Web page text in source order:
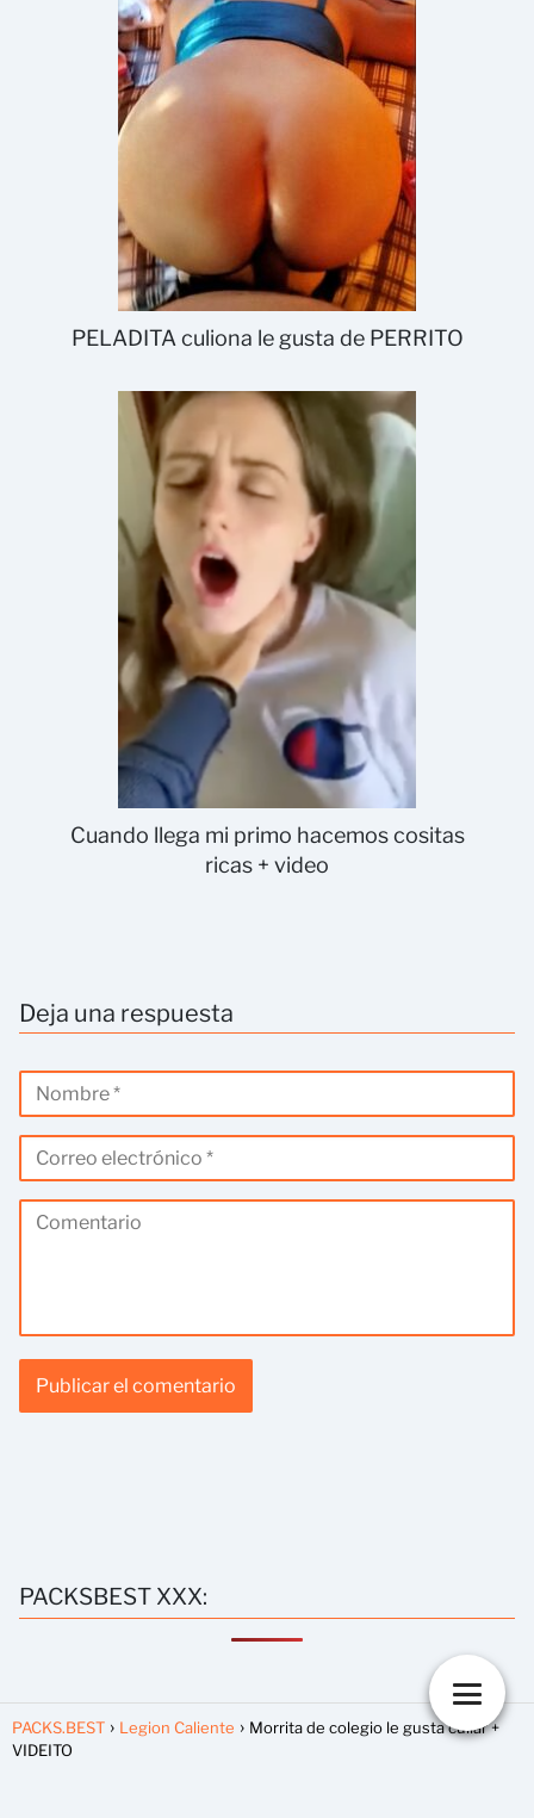
PELADITA culiona le gusta de PERRITO
Cuando llega mi primo hacemos cositas
ricas + video
Deja una respuesta
PACKSBEST XXX:
PACKS.BEST Legion Caliente
Morrita de colegio le gusta culiar +
VIDEITO